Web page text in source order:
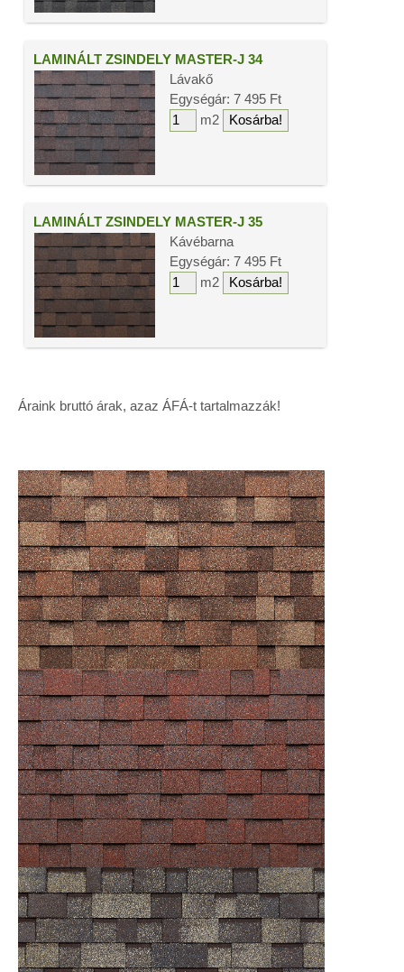
LAMINÁLT ZSINDELY MASTER-J 34
Lávakő
Egységár: 7 495 Ft
m2
LAMINÁLT ZSINDELY MASTER-J 35
Kávébarna
Egységár: 7 495 Ft
m2
Áraink bruttó árak, azaz ÁFÁ-t tartalmazzák!